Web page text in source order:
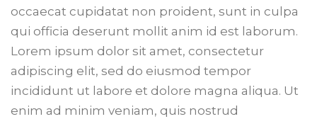
occaecat cupidatat non proident, sunt in culpa
qui officia deserunt mollit anim id est laborum.
Lorem ipsum dolor sit amet, consectetur
adipiscing elit, sed do eiusmod tempor
incididunt ut labore et dolore magna aliqua. Ut
enim ad minim veniam, quis nostrud